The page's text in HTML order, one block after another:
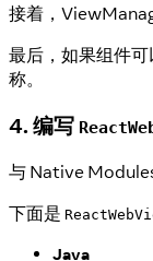
接着，
最后，如果组件
称。
4. 编写
与 Native
下面是
Java